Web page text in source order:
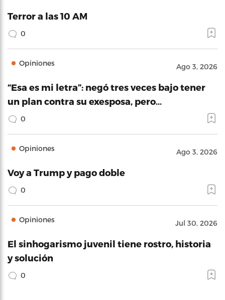
Terror a las 10 AM
0
Opiniones Ago 3, 2026
“Esa es mi letra”: negó tres veces bajo tener
un plan contra su exesposa, pero…
0
Opiniones Ago 3, 2026
Voy a Trump y pago doble
0
Opiniones Jul 30, 2026
El sinhogarismo juvenil tiene rostro, historia
y solución
0